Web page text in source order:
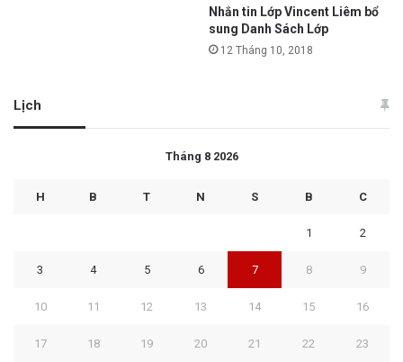
Nhắn tin Lớp Vincent Liêm bổ
sung Danh Sách Lớp
12 Tháng 10, 2018
Lịch
Tháng 8 2026
H B T N S B C
1 2
3 4 5 6 7 8 9
10 11 12 13 14 15 16
17 18 19 20 21 22 23